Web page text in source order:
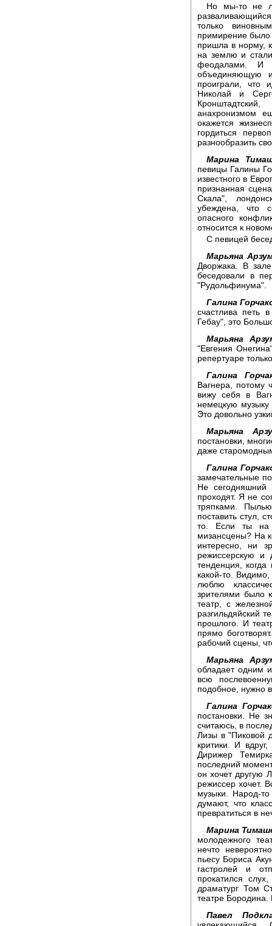
Но мы-то не
только
примирение
пришла в норму,
на землю и
феодалами. И
объединяющую
проиграли, что
Николай и
анахронизмом
окажется
гордиться
разнообразить
Марина
певицы Галины
известного в
признанная
Скала",
убеждена, что
опасного
относится к
С певицей
Марьяна
Дворжака. В
беседовали в
"Рудольфинума".
Галина
счастлива петь
Гебау", это
Марьяна
"Евгения
репертуаре
Галина
Вагнера, потому
вижу себя в
немецкую
Это довольно
Марьяна
постановки,
даже
Галина
замечательные
Не
проходят. Я не
тряпками.
поставить стул,
то. Если ты на
мизансцены? На
интересно, ни
режиссерскую
тенденция,
какой-то.
люблю
зрителями было
театр, с
разгильдяйский
прошлого. И
прямо
рабочий сцены,
Марьяна
обладает одним
всю
подобное, нужно
Галина
постановки. Не
считаюсь, в
Лизы в "Пиковой
критики. И
Дирижер
последний
он хочет другую
режиссер хочет.
музыки. Народ-
думают, что
превратиться в
Марина
молодежного
нечто
пьесу Бориса
гастролей и
прокатился
драматург Том
театре
Павел